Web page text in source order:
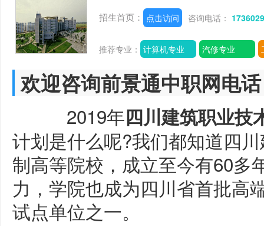
招生首页： 点击访问 咨询电话：
推荐专业： 计算机专业 汽修专业
欢迎咨询前景通中职网电
2019年四川建筑职业技
计划是什么呢?我们都知道四
制高等院校，成立至今有60多
力，学院也成为四川省首批高
试点单位之一。